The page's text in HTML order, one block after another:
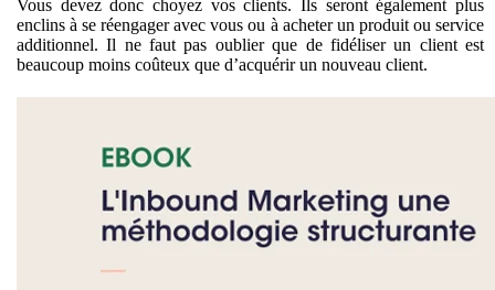
Vous devez donc choyez vos clients. Ils seront également plus
enclins à se réengager avec vous ou à acheter un produit ou service
additionnel. Il ne faut pas oublier que de fidéliser un client est
beaucoup moins coûteux que d’acquérir un nouveau client.